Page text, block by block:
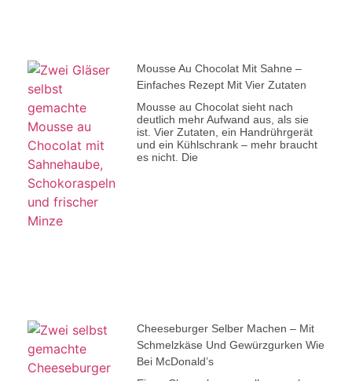
Mousse Au Chocolat Mit Sahne –
Einfaches Rezept Mit Vier Zutaten
Mousse au Chocolat sieht nach
deutlich mehr Aufwand aus, als sie
ist. Vier Zutaten, ein Handrührgerät
und ein Kühlschrank – mehr braucht
es nicht. Die
Cheeseburger Selber Machen – Mit
Schmelzkäse Und Gewürzgurken Wie
Bei McDonald’s